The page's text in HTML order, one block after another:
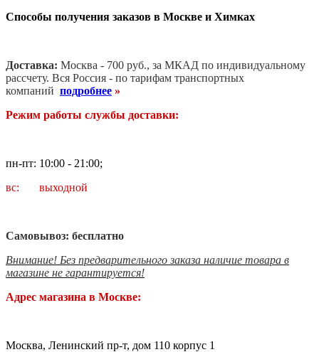
Способы получения заказов в Москве и Химках
Доставка: Москва - 700 руб., за МКАД по индивидуальному
рассчету. Вся Россия - по тарифам транспортных
компаний подробнее »
Режим работы службы доставки:
пн-пт: 10:00 - 21:00;
вс: выходной
Самовывоз: бесплатно
Внимание! Без предварительного заказа наличие товара в
магазине не гарантируется!
Адрес магазина в Москве:
Москва, Ленинский пр-т, дом 110 корпус 1